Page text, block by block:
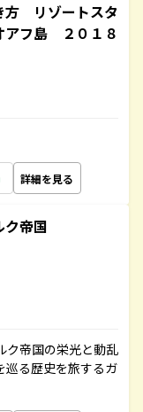
方 リゾートスタ
フ島 ２０１８
詳細を見る
帝国
ク帝国の栄光と動乱
巡る歴史を旅するガ